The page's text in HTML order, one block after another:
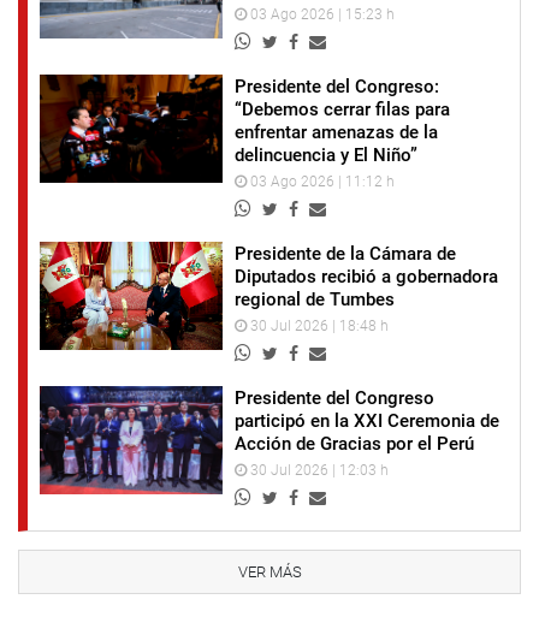
03 Ago 2026 | 15:23 h
Presidente del Congreso:
“Debemos cerrar filas para
enfrentar amenazas de la
delincuencia y El Niño”
03 Ago 2026 | 11:12 h
Presidente de la Cámara de
Diputados recibió a gobernadora
regional de Tumbes
30 Jul 2026 | 18:48 h
Presidente del Congreso
participó en la XXI Ceremonia de
Acción de Gracias por el Perú
30 Jul 2026 | 12:03 h
VER MÁS